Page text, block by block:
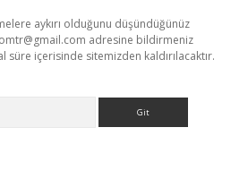
aykırı olduğunu düşündüğünüz
adresine bildirmeniz
süre içerisinde sitemizden kaldırılacaktır.